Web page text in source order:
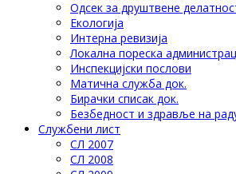
Одсек за друштвене
Eкологија
Интерна ревизија
Локална пореска
Инспекцијски послови
Матична служба док.
Бирачки списак док.
Безбедност и здравље на
Службени лист
СЛ 2007
СЛ 2008